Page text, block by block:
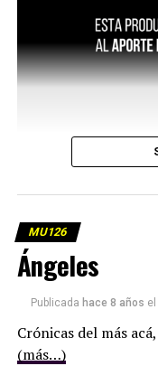
MU126
Ángeles
Publicada hace 8 años el
Crónicas del más
(más…)